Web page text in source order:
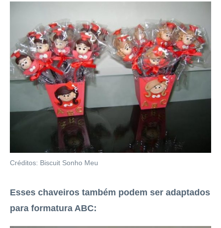
Créditos: Biscuit Sonho Meu
Esses chaveiros também podem ser adaptados
para formatura ABC: